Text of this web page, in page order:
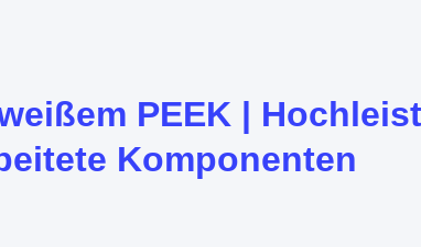
PEEK |
Komponenten